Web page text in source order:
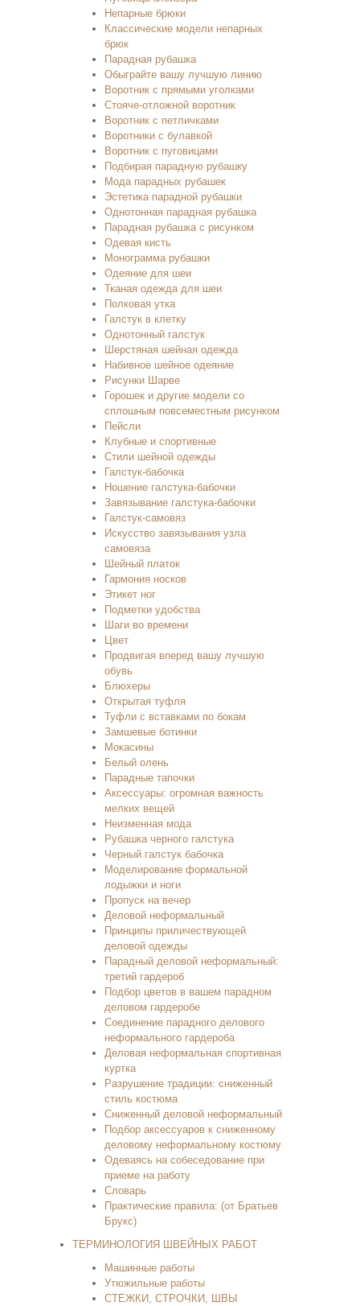
Непарные брюки
Классические модели непарных
брюк
Парадная рубашка
Обыграйте вашу лучшую линию
Воротник с прямыми уголками
Стояче-отложной воротник
Воротник с петличками
Воротники с булавкой
Воротник с пуговицами
Подбирая парадную рубашку
Мода парадных рубашек
Эстетика парадной рубашки
Однотонная парадная рубашка
Парадная рубашка с рисунком
Одевая кисть
Монограмма рубашки
Одеяние для шеи
Тканая одежда для шеи
Полковая утка
Галстук в клетку
Однотонный галстук
Шерстяная шейная одежда
Набивное шейное одеяние
Рисунки Шарве
Горошек и другие модели со
сплошным повсеместным рисунком
Пейсли
Клубные и спортивные
Стили шейной одежды
Галстук-бабочка
Ношение галстука-бабочки
Завязывание галстука-бабочки
Галстук-самовяз
Искусство завязывания узла
самовяза
Шейный платок
Гармония носков
Этикет ног
Подметки удобства
Шаги во времени
Цвет
Продвигая вперед вашу лучшую
обувь
Блюхеры
Открытая туфля
Туфли с вставками по бокам
Замшевые ботинки
Мокасины
Белый олень
Парадные тапочки
Аксессуары: огромная важность
мелких вещей
Неизменная мода
Рубашка черного галстука
Черный галстук бабочка
Моделирование формальной
лодыжки и ноги
Пропуск на вечер
Деловой неформальный
Принципы приличествующей
деловой одежды
Парадный деловой неформальный:
третий гардероб
Подбор цветов в вашем парадном
деловом гардеробе
Соединение парадного делового
неформального гардероба
Деловая неформальная спортивная
куртка
Разрушение традиции: сниженный
стиль костюма
Сниженный деловой неформальный
Подбор аксессуаров к сниженному
деловому неформальному костюму
Одеваясь на собеседование при
приеме на работу
Словарь
Практические правила: (от Братьев
Брукс)
ТЕРМИНОЛОГИЯ ШВЕЙНЫХ РАБОТ
Машинные работы
Утюжильные работы
СТЕЖКИ, СТРОЧКИ, ШВЫ